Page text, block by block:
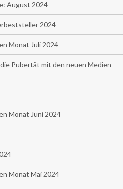
August 2024
2024
Monat Juli 2024
Pubertät mit den neuen Medien
Monat Juni 2024
Monat Mai 2024